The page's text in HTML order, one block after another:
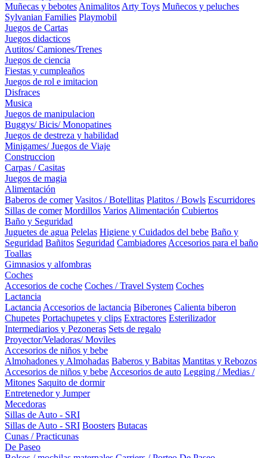
Muñecas y bebotes Animalitos Arty Toys Muñecos y peluches
Sylvanian Families Playmobil
Juegos de Cartas
Juegos didacticos
Autitos/ Camiones/Trenes
Juegos de ciencia
Fiestas y cumpleaños
Juegos de rol e imitacion
Disfraces
Musica
Juegos de manipulacion
Buggys/ Bicis/ Monopatines
Juegos de destreza y habilidad
Minigames/ Juegos de Viaje
Construccion
Carpas / Casitas
Juegos de magia
Alimentación
Baberos de comer Vasitos / Botellitas Platitos / Bowls Escurridores
Sillas de comer Mordillos Varios Alimentación Cubiertos
Baño y Seguridad
Juguetes de agua Pelelas Higiene y Cuidados del bebe Baño y
Seguridad Bañitos Seguridad Cambiadores Accesorios para el baño
Toallas
Gimnasios y alfombras
Coches
Accesorios de coche Coches / Travel System Coches
Lactancia
Lactancia Accesorios de lactancia Biberones Calienta biberon
Chupetes Portachupetes y clips Extractores Esterilizador
Intermediarios y Pezoneras Sets de regalo
Proyector/Veladoras/ Moviles
Accesorios de niños y bebe
Almohadones y Almohadas Baberos y Babitas Mantitas y Rebozos
Accesorios de niños y bebe Accesorios de auto Legging / Medias /
Mitones Saquito de dormir
Entretenedor y Jumper
Mecedoras
Sillas de Auto - SRI
Sillas de Auto - SRI Boosters Butacas
Cunas / Practicunas
De Paseo